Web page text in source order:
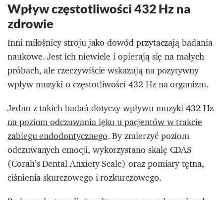
Wpływ częstotliwości 432 Hz na
zdrowie
Inni miłośnicy stroju jako dowód przytaczają badania
naukowe. Jest ich niewiele i opierają się na małych
próbach, ale rzeczywiście wskazują na pozytywny
wpływ muzyki o częstotliwości 432 Hz na organizm.
Jedno z takich badań dotyczy wpływu muzyki 432 Hz
na poziom odczuwania lęku u pacjentów w trakcie
zabiegu endodontycznego. By zmierzyć poziom
odczuwanych emocji, wykorzystano skalę CDAS
(Corah’s Dental Anxiety Scale) oraz pomiary tętna,
ciśnienia skurczowego i rozkurczowego.